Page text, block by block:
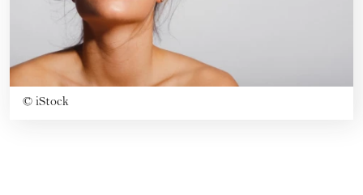
© iStock